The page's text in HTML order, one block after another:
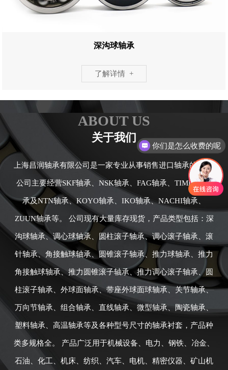
深沟球轴承
了解详情 +
ABOUT US
关于我们
上海昌润轴承有限公司是一家专业从事销售进口轴承的公司,
公司主要经营SKF轴承、NSK轴承、FAG轴承、TIMKEN轴
承及NTN轴承、KOYO轴承、IKO轴承、NACHI轴承、
ZUUN轴承等。 公司现有大量库存现货，产品类型包括：深
沟球轴承、调心球轴承、圆柱滚子轴承、调心滚子轴承、滚
针轴承、角接触球轴承、圆锥滚子轴承、推力球轴承、推力
角接触球轴承、推力圆锥滚子轴承、推力调心滚子轴承、圆
柱滚子轴承、外球面轴承、带座外球面球轴承、关节轴承、
万向节轴承、组合轴承、直线轴承、微型轴承、陶瓷轴承、
塑料轴承、高温轴承等及各种型号尺寸的轴承衬套，产品种
类多规格全。 产品广泛用于机械设备、电力、钢铁、冶金、
石油、化工、机床、纺织、汽车、电机、精密仪器、矿山机
你们是怎么收费的呢